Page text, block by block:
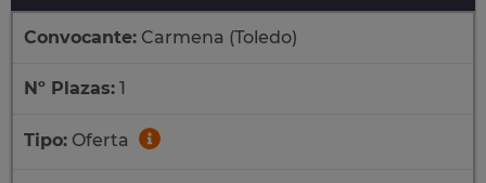
Convocante: Carmena (Toledo)
Nº Plazas: 1
Tipo: Oferta